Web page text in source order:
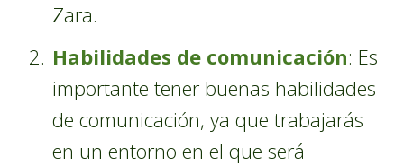
Zara.
Habilidades de comunicación: Es
importante tener buenas habilidades
de comunicación, ya que trabajarás
en un entorno en el que será